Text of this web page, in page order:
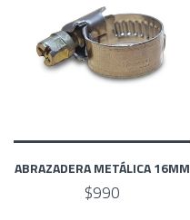
ABRAZADERA METÁLICA 16MM
$990